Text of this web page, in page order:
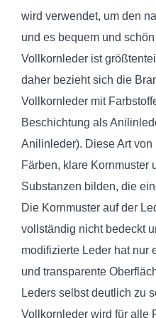
wird verwendet, um den
und es bequem und
Vollkornleder ist
daher bezieht sich die
Vollkornleder mit
Beschichtung als
Anilinleder). Diese Art
Färben, klare Kornmuster
Substanzen bilden, die
Die Kornmuster auf der
vollständig nicht bedeckt
modifizierte Leder hat nur
und transparente
Leders selbst deutlich zu
Vollkornleder wird für alle